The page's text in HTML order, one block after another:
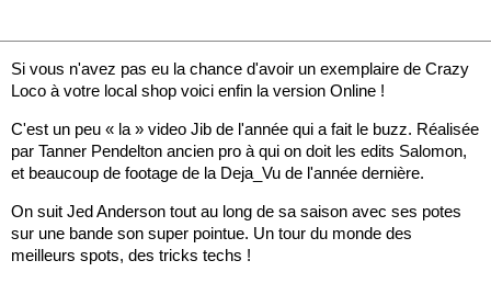
Si vous n'avez pas eu la chance d'avoir un exemplaire de Crazy
Loco à votre local shop voici enfin la version Online !
C'est un peu « la » video Jib de l'année qui a fait le buzz. Réalisée
par Tanner Pendelton ancien pro à qui on doit les edits Salomon,
et beaucoup de footage de la Deja_Vu de l'année dernière.
On suit Jed Anderson tout au long de sa saison avec ses potes
sur une bande son super pointue. Un tour du monde des
meilleurs spots, des tricks techs !